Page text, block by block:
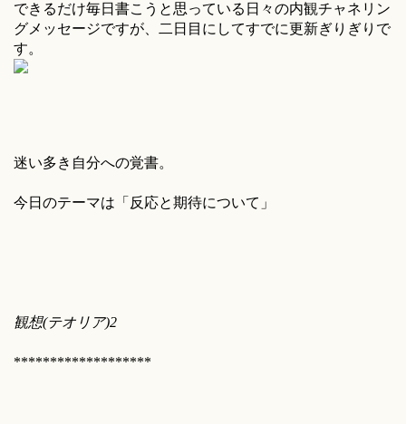
できるだけ毎日書こうと思っている日々の内観チャネリン
グメッセージですが、二日目にしてすでに更新ぎりぎりで
す。
迷い多き自分への覚書。
今日のテーマは「反応と期待について」
観想(テオリア)2
*******************